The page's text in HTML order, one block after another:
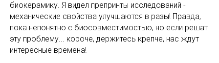
биокерамику. Я видел препринты исследований -
механические свойства улучшаются в разы! Правда,
пока непонятно с биосовместимостью, но если решат
эту проблему... короче, держитесь крепче, нас ждут
интересные времена!